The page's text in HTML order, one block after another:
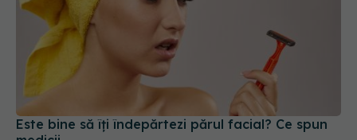
Este bine să îți îndepărtezi părul facial? Ce spun